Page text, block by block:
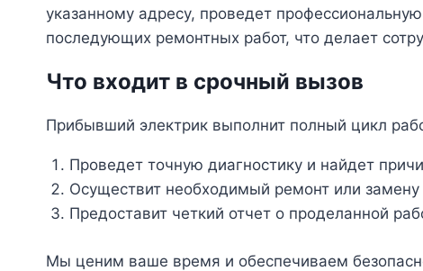
указанному адресу, проведет
последующих ремонтных работ, что делает
Что входит в срочный вызов
Прибывший электрик выполнит полный цикл
Проведет точную диагностику и найдет
Осуществит необходимый ремонт или
Предоставит четкий отчет о проделанной
Мы ценим ваше время и обеспечиваем